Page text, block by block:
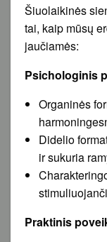
Šiuolaikinės
tai, kaip mūsų
jaučiamės:
Psichologinis
Organinės
Didelio
ir sukuria
Praktinis